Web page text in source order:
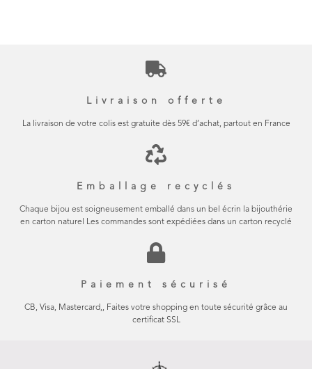
Livraison offerte
La livraison de votre colis est gratuite dès 59€ d’achat, partout en France
Emballage recyclés
Chaque bijou est soigneusement emballé dans un bel écrin la bijouthérie
en carton naturel Les commandes sont expédiées dans un carton recyclé
Paiement sécurisé
CB, Visa, Mastercard,, Faites votre shopping en toute sécurité grâce au
certificat SSL